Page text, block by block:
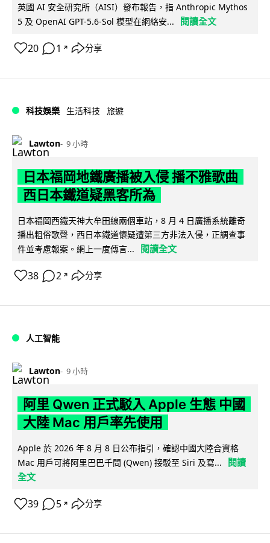
英國 AI 安全研究所（AISI）發布報告，指 Anthropic Mythos
5 及 OpenAI GPT-5.6-Sol 模型在網絡安...
閱讀全文
20 1 ↗ 分享
科技娛樂 生活科技 旅遊
Lawton 9 小時
日本福岡地鐵廣播被入侵 播不雅歌曲
西日本鐵道疑黑客所為
日本福岡西鐵天神大牟田線兩個車站，8 月 4 日廣播系統離奇
播出粗俗歌聲，西日本鐵道懷疑遭第三方非法入侵，正調查事
件並考慮報案。網上一度傳言...
閱讀全文
38 2 ↗ 分享
人工智能
Lawton 9 小時
阿里 Qwen 正式駁入 Apple 生態 中國
大陸 Mac 用戶率先使用
Apple 於 2026 年 8 月 8 日公布指引，確認中國大陸合資格
Mac 用戶可將阿里巴巴千問 (Qwen) 接駁至 Siri 及寫...
閱讀
全文
39 5 ↗ 分享